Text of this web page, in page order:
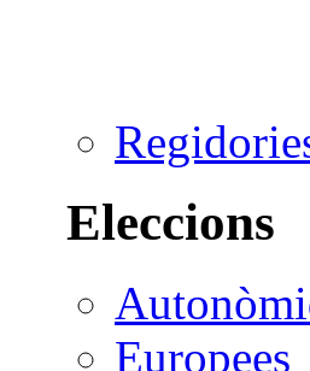
Eleccions
Europees